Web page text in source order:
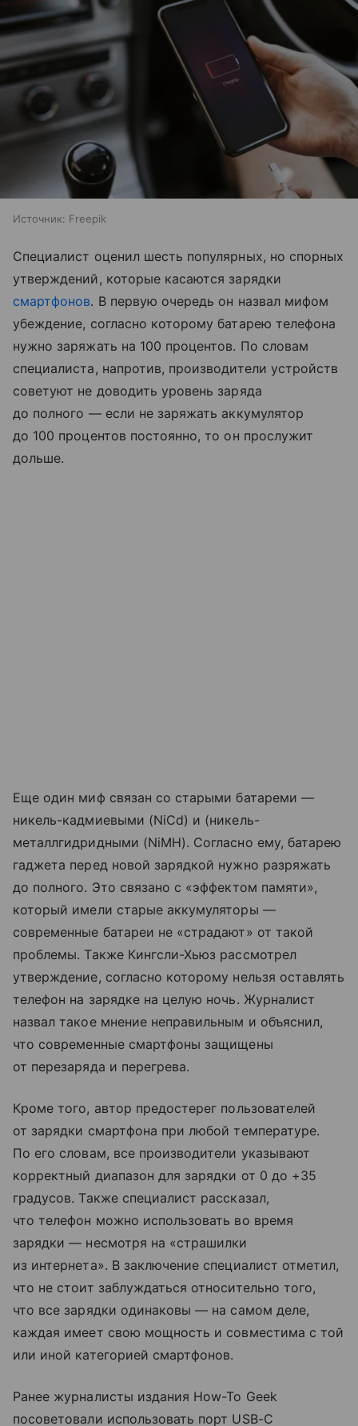
Источник: Freepik
Специалист оценил шесть популярных, но спорных
утверждений, которые касаются зарядки
смартфонов. В первую очередь он назвал мифом
убеждение, согласно которому батарею телефона
нужно заряжать на 100 процентов. По словам
специалиста, напротив, производители устройств
советуют не доводить уровень заряда
до полного — если не заряжать аккумулятор
до 100 процентов постоянно, то он прослужит
дольше.
Еще один миф связан со старыми батареми —
никель-кадмиевыми (NiCd) и (никель-
металлгидридными (NiMH). Согласно ему, батарею
гаджета перед новой зарядкой нужно разряжать
до полного. Это связано с «эффектом памяти»,
который имели старые аккумуляторы —
современные батареи не «страдают» от такой
проблемы. Также Кингсли-Хьюз рассмотрел
утверждение, согласно которому нельзя оставлять
телефон на зарядке на целую ночь. Журналист
назвал такое мнение неправильным и объяснил,
что современные смартфоны защищены
от перезаряда и перегрева.
Кроме того, автор предостерег пользователей
от зарядки смартфона при любой температуре.
По его словам, все производители указывают
корректный диапазон для зарядки от 0 до +35
градусов. Также специалист рассказал,
что телефон можно использовать во время
зарядки — несмотря на «страшилки
из интернета». В заключение специалист отметил,
что не стоит заблуждаться относительно того,
что все зарядки одинаковы — на самом деле,
каждая имеет свою мощность и совместима с той
или иной категорией смартфонов.
Ранее журналисты издания How-To Geek
посоветовали использовать порт USB-C